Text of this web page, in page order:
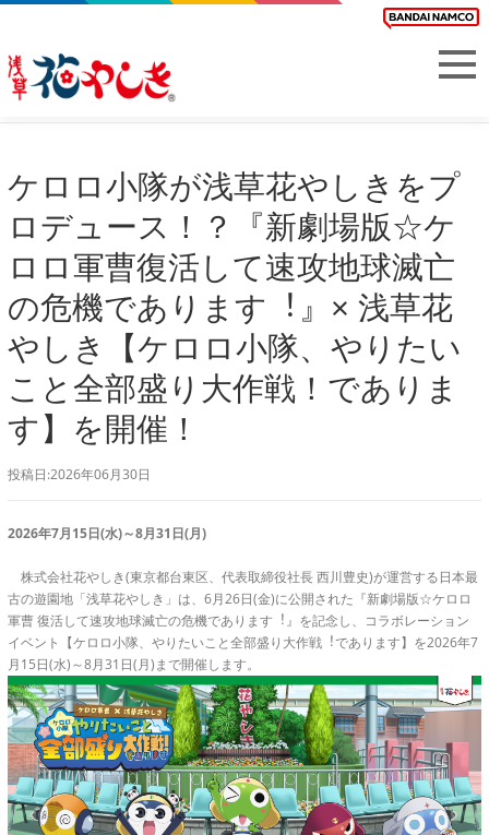
ケロロ小隊が浅草花やしきをプ
ロデュース！？『新劇場版☆ケ
ロロ軍曹復活して速攻地球滅亡
の危機であります︕』× 浅草花
やしき【ケロロ小隊、やりたい
こと全部盛り大作戦！でありま
す】を開催！
投稿日:2026年06月30日
2026年7月15日(水)～8月31日(月)
株式会社花やしき(東京都台東区、代表取締役社長 西川豊史)が運営する日本最
古の遊園地「浅草花やしき」は、6月26日(金)に公開された『新劇場版☆ケロロ
軍曹 復活して速攻地球滅亡の危機であります︕』を記念し、コラボレーション
イベント【ケロロ小隊、やりたいこと全部盛り大作戦︕であります】を2026年7
月15日(水)～8月31日(月)まで開催します。